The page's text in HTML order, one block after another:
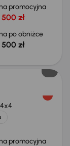
promocyjna
zł
po obniżce
zł
4x4
promocyjna